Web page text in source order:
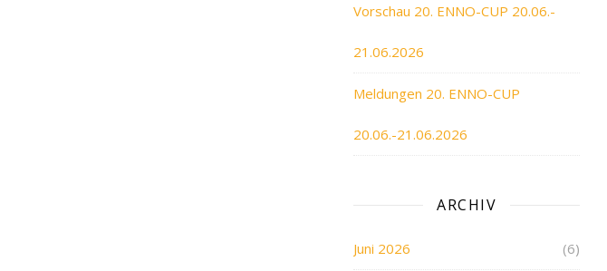
Vorschau 20. ENNO-CUP 20.06.-
21.06.2026
Meldungen 20. ENNO-CUP
20.06.-21.06.2026
ARCHIV
Juni 2026 (6)